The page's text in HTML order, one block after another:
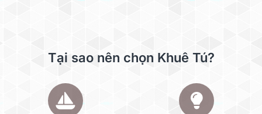
Tại sao nên chọn Khuê Tú?